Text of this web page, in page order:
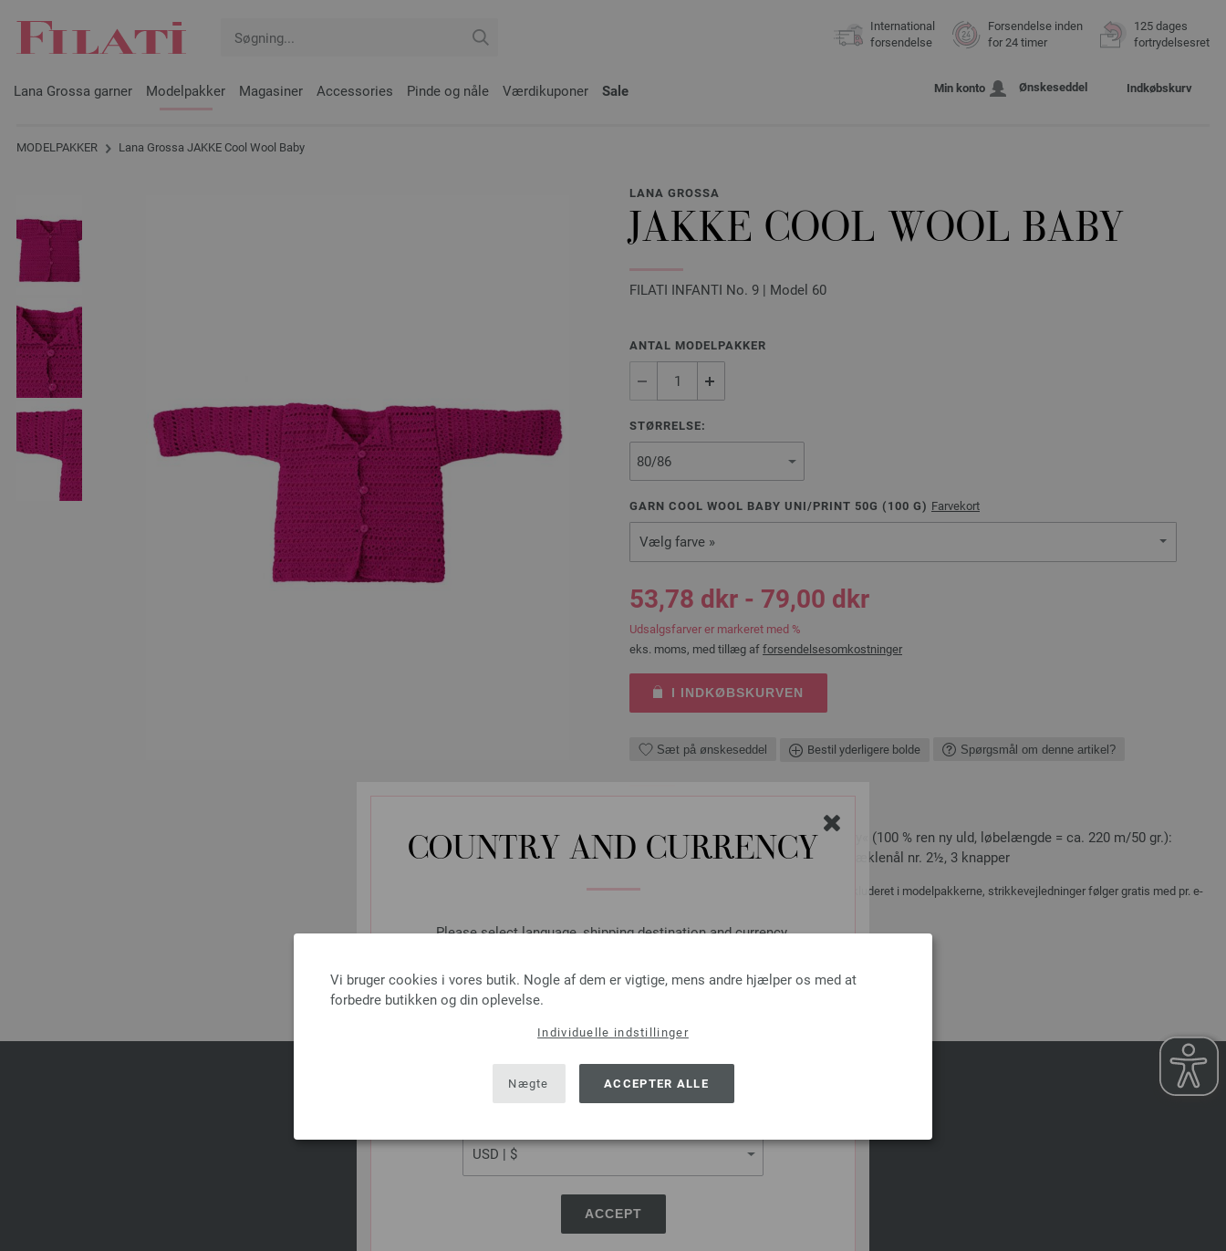
COUNTRY AND CURRENCY
Please select language, shipping destination and currency.
SHIPPING TO
ACCEPT
Vi bruger cookies i vores butik. Nogle af dem er vigtige, mens andre hjælper os med at
forbedre butikken og din oplevelse.
Individuelle indstillinger
Nægte ACCEPTER ALLE
International
forsendelse
Forsendelse inden
for 24 timer
125 dages
fortrydelsesret
Lana Grossa garner Modelpakker Magasiner Accessories Pinde og nåle Værdikuponer Sale Min konto Ønskeseddel Indkøbskurv
MODELPAKKER Lana Grossa JAKKE Cool Wool Baby
LANA GROSSA
JAKKE COOL WOOL BABY
FILATI INFANTI No. 9 | Model 60
ANTAL MODELPAKKER
STØRRELSE:
GARN COOL WOOL BABY UNI/PRINT 50G ( 100 G) Farvekort
Vælg farve »
53,78 dkr - 79,00 dkr
Udsalgsfarver er markeret med %
eks. moms, med tillæg af forsendelsesomkostninger
I INDKØBSKURVEN
Sæt på ønskeseddel Bestil yderligere bolde Spørgsmål om denne artikel?
Lana Grossa-kvalitet »Cool Wool Baby« (100 % ren ny uld, løbelængde = ca. 220 m/50 gr.):
100(150/150) gr. cyklamen (fv. 236), hæklenål nr. 2½, 3 knapper
Nåle, pinde, knapper, accessories er ikke inkluderet i modelpakkerne, strikkevejledninger følger gratis med pr. e-
FILATI ONLINE-SHOP
TILMELD DIG VORES NYHEDSBREV NU OG MODTAG EN 10€ KUPON.